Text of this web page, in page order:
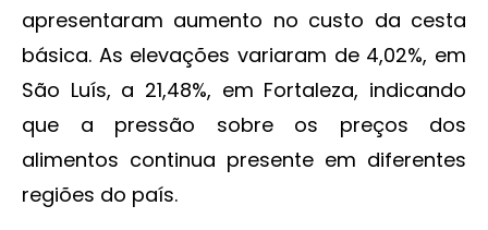
apresentaram aumento no custo da cesta
básica. As elevações variaram de 4,02%, em
São Luís, a 21,48%, em Fortaleza, indicando
que a pressão sobre os preços dos
alimentos continua presente em diferentes
regiões do país.